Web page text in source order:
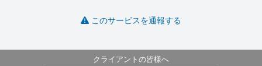
このサービスを通報する
クライアントの皆様へ